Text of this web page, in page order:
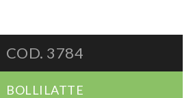
COD. 3784
BOLLILATTE